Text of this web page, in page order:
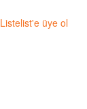
Listelist'e üye ol